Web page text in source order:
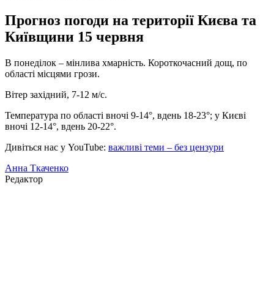
Прогноз погоди на території Києва та
Київщини 15 червня
В понеділок – мінлива хмарність. Короткочасний дощ, по
області місцями грози.
Вітер західний, 7-12 м/с.
Температура по області вночі 9-14°, вдень 18-23°; у Києві
вночі 12-14°, вдень 20-22°.
Дивіться нас у YouTube: важливі теми – без цензури
Анна Ткаченко
Редактор